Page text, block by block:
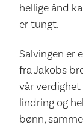
hellige ånd
er tungt.
Salvingen er
fra Jakobs
vår
lindring og
bønn,